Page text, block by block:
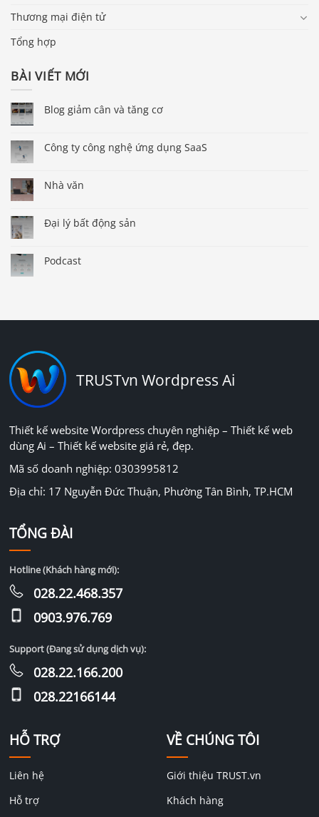
Thương mại điện tử
Tổng hợp
BÀI VIẾT MỚI
Blog giảm cân và tăng cơ
Công ty công nghệ ứng dụng SaaS
Nhà văn
Đại lý bất động sản
Podcast
TRUSTvn Wordpress Ai
Thiết kế website Wordpress chuyên nghiệp – Thiết kế web
dùng Ai – Thiết kế website giá rẻ, đẹp.
Mã số doanh nghiệp: 0303995812
Địa chỉ: 17 Nguyễn Đức Thuận, Phường Tân Bình, TP.HCM
HỖ TRỢ
Liên hệ
Hỗ trợ
VỀ CHÚNG TÔI
Giới thiệu TRUST.vn
Khách hàng
TỔNG ĐÀI
Hotline (Khách hàng mới):
028.22.468.357
0903.976.769
Support (Đang sử dụng dịch vụ):
028.22.166.200
028.22166144